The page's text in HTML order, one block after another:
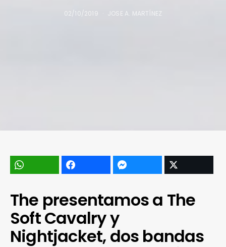
02/10/2019 JOSE A. MARTÍNEZ
The presentamos a The
Soft Cavalry y
Nightjacket, dos bandas